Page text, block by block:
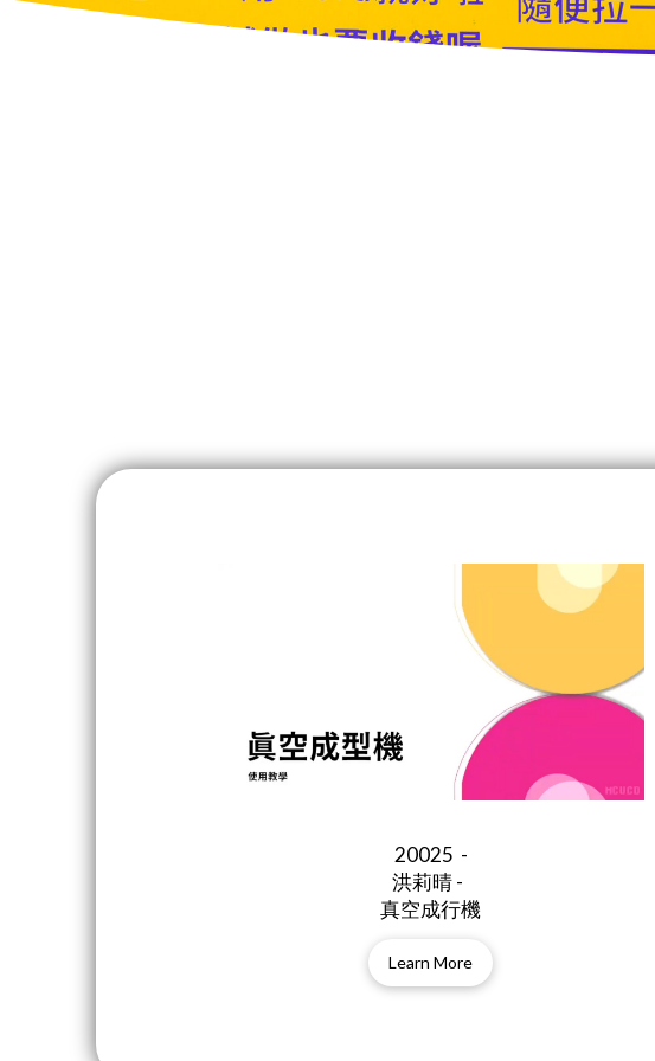
20025 -
洪莉晴 -
真空成行機
Learn More